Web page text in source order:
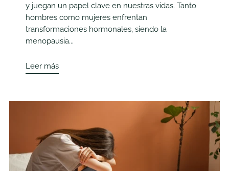
y juegan un papel clave en nuestras vidas. Tanto
hombres como mujeres enfrentan
transformaciones hormonales, siendo la
menopausia...
Leer más